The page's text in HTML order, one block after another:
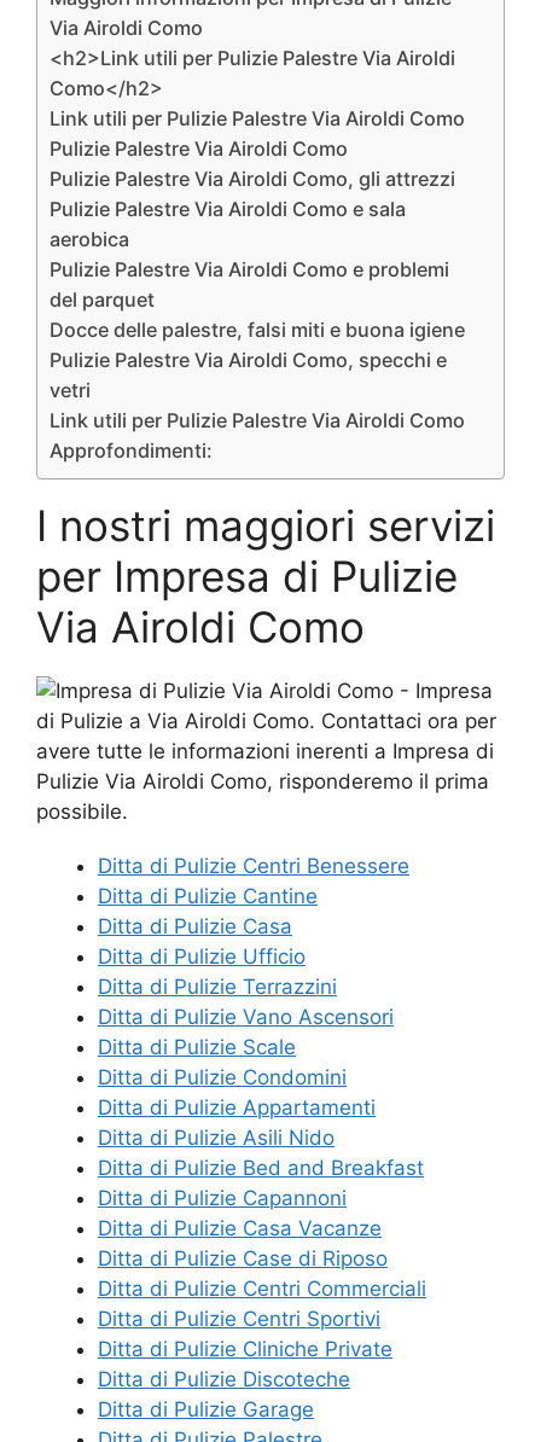
Via Airoldi Como
<h2>Link utili per Pulizie Palestre Via Airoldi
Como</h2>
Link utili per Pulizie Palestre Via Airoldi Como
Pulizie Palestre Via Airoldi Como
Pulizie Palestre Via Airoldi Como, gli attrezzi
Pulizie Palestre Via Airoldi Como e sala
aerobica
Pulizie Palestre Via Airoldi Como e problemi
del parquet
Docce delle palestre, falsi miti e buona igiene
Pulizie Palestre Via Airoldi Como, specchi e
vetri
Link utili per Pulizie Palestre Via Airoldi Como
Approfondimenti:
I nostri maggiori servizi
per Impresa di Pulizie
Via Airoldi Como
Ditta di Pulizie Centri Benessere
Ditta di Pulizie Cantine
Ditta di Pulizie Casa
Ditta di Pulizie Ufficio
Ditta di Pulizie Terrazzini
Ditta di Pulizie Vano Ascensori
Ditta di Pulizie Scale
Ditta di Pulizie Condomini
Ditta di Pulizie Appartamenti
Ditta di Pulizie Asili Nido
Ditta di Pulizie Bed and Breakfast
Ditta di Pulizie Capannoni
Ditta di Pulizie Casa Vacanze
Ditta di Pulizie Case di Riposo
Ditta di Pulizie Centri Commerciali
Ditta di Pulizie Centri Sportivi
Ditta di Pulizie Cliniche Private
Ditta di Pulizie Discoteche
Ditta di Pulizie Garage